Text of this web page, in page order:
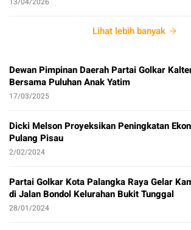
Lihat lebih banyak
Dewan Pimpinan Daerah Partai Golkar
Bersama Puluhan Anak Yatim
17/03/2025
Dicki Melson Proyeksikan Peningkatan
Pulang Pisau
2/02/2024
Partai Golkar Kota Palangka Raya Gelar
di Jalan Bondol Kelurahan Bukit Tunggal
28/01/2024